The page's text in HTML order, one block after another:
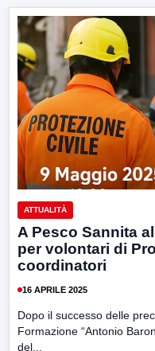
ATTUALITÀ
A Pesco Sannita
per volontari di
coordinatori
16 APRILE 2025
Dopo il successo delle
Formazione “Antonio
del...